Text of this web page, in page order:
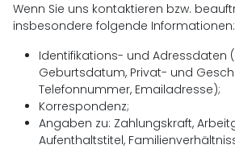
Wenn Sie uns kontaktieren bzw.
insbesondere folgende Informationen:
Identifikations- und Adressdaten
Geburtsdatum, Privat- und
Telefonnummer, Emailadresse);
Korrespondenz;
Angaben zu: Zahlungskraft,
Aufenthaltstitel,